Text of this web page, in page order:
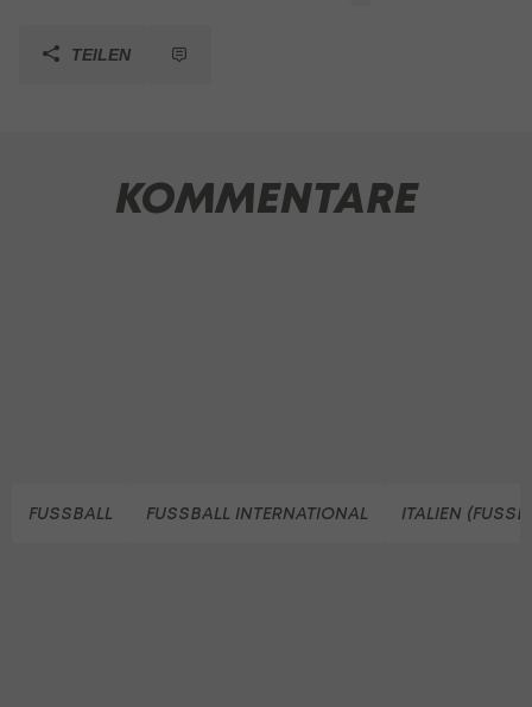
TEILEN
KOMMENTARE
FUSSBALL FUSSBALL INTERNATIONAL ITALIEN